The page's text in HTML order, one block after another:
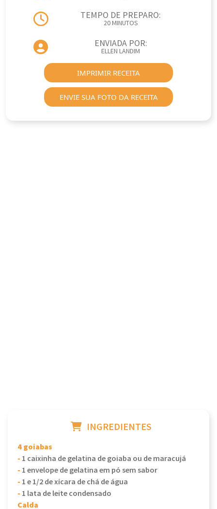
TEMPO DE PREPARO:
20 MINUTOS
ENVIADA POR:
ELLEN LANDIM
IMPRIMIR RECEITA
ENVIE SUA FOTO DA RECEITA
INGREDIENTES
4 goiabas
- 1 caixinha de gelatina de goiaba ou de maracujá
- 1 envelope de gelatina em pó sem sabor
- 1 e 1/2 de xícara de chá de água
- 1 lata de leite condensado
Calda